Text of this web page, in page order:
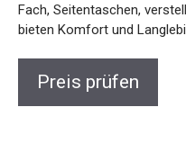
Fach, Seitentaschen,
bieten Komfort und
Preis prüfen